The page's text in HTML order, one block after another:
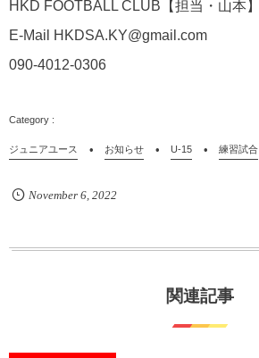
HKD FOOTBALL CLUB 【担当・山本】
E-Mail HKDSA.KY@gmail.com
090-4012-0306
ジュニアユース お知らせ U-15 練習試合
November 6, 2022
関連記事